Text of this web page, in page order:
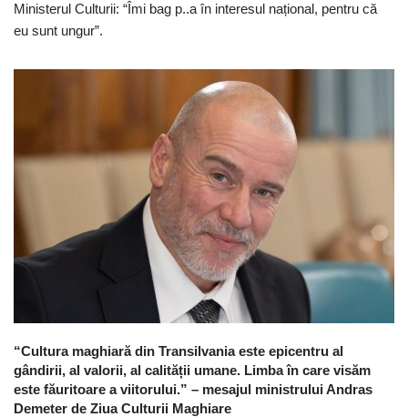
Ministerul Culturii: “Îmi bag p..a în interesul național, pentru că
eu sunt ungur”.
“Cultura maghiară din Transilvania este epicentru al
gândirii, al valorii, al calității umane. Limba în care visăm
este făuritoare a viitorului.” – mesajul ministrului Andras
Demeter de Ziua Culturii Maghiare